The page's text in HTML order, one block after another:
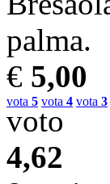
palma.
€ 5,00
vota 5 vota 4 vota 3
voto
4,62